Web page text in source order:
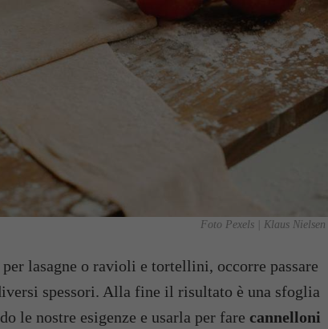
Foto Pexels | Klaus Nielsen
per lasagne o ravioli e tortellini, occorre passare
spessori. Alla fine il risultato è una sfoglia
le nostre esigenze e usarla per fare cannelloni